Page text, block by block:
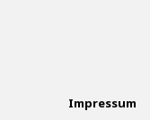
Impressum